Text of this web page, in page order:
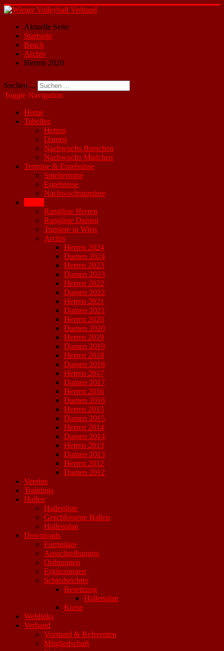
Aktuelle Seite:
Startseite
Beach
Archiv
Herren 2020
Suchen ...
Toggle Navigation
Home
Tabellen
Herren
Damen
Nachwuchs Burschen
Nachwuchs Mädchen
Termine & Ergebnisse
Spieltermine
Ergebnisse
Nachwuchsturniere
Rangliste Herren
Rangliste Damen
Turniere in Wien
Archiv
Herren 2024
Damen 2024
Herren 2023
Damen 2023
Herren 2022
Damen 2022
Herren 2021
Damen 2021
Herren 2020
Damen 2020
Herren 2019
Damen 2019
Herren 2018
Damen 2018
Herren 2017
Damen 2017
Herren 2016
Damen 2016
Herren 2015
Damen 2015
Herren 2014
Damen 2014
Herren 2013
Damen 2013
Herren 2012
Damen 2012
Vereine
Trainings
Hallen
Hallenliste
Geschlossene Hallen
Hallenplan
Downloads
Formulare
Ausschreibungen
Ordnungen
Ergänzungen
Schiedsrichter
Besetzung
Hallenplan
Kurse
Weblinks
Verband
Vorstand & Referenten
Mitgliedschaft